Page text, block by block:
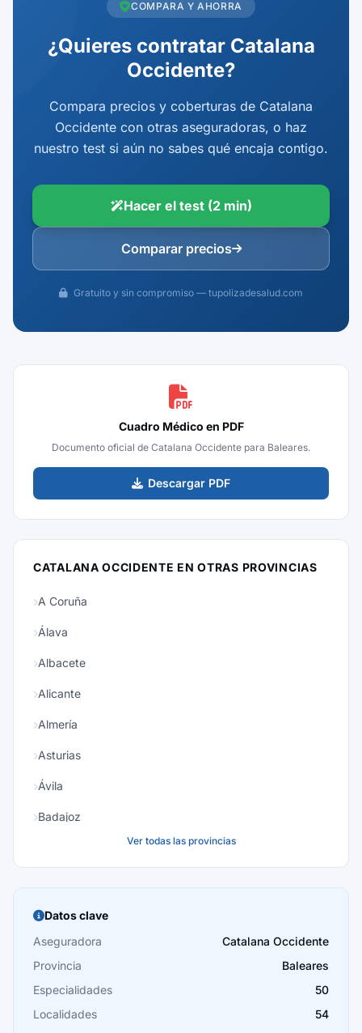
COMPARA Y AHORRA
¿Quieres contratar Catalana
Occidente?
Compara precios y coberturas de Catalana
Occidente con otras aseguradoras, o haz
nuestro test si aún no sabes qué encaja contigo.
Hacer el test (2 min)
Comparar precios
Gratuito y sin compromiso — tupolizadesalud.com
Cuadro Médico en PDF
Documento oficial de Catalana Occidente para Baleares.
Descargar PDF
CATALANA OCCIDENTE EN OTRAS PROVINCIAS
A Coruña
Álava
Albacete
Alicante
Almería
Asturias
Ávila
Badajoz
Burgos
Cáceres
Cádiz
Cantabria
Ver todas las provincias
Datos clave
Aseguradora
Catalana Occidente
Provincia
Baleares
Especialidades
50
Localidades
54